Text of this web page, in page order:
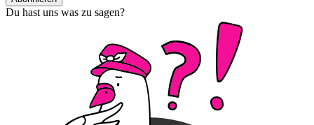
Du hast uns was zu sagen?